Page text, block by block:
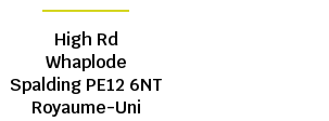
High Rd
Whaplode
Spalding PE12 6NT
Royaume-Uni